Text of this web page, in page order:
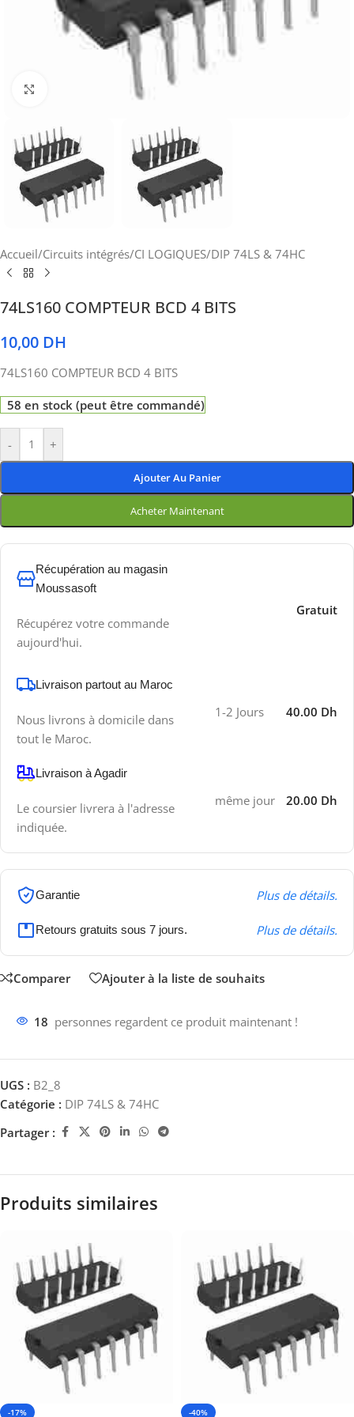
Cliquez pour agrandir
Accueil/Circuits intégrés/CI LOGIQUES/DIP 74LS & 74HC
74LS160 COMPTEUR BCD 4 BITS
10,00 DH
74LS160 COMPTEUR BCD 4 BITS
58 en stock (peut être commandé)
- +
Ajouter Au Panier
Acheter Maintenant
Récupération au magasin
Moussasoft
Récupérez votre commande
aujourd'hui.
Gratuit
Livraison partout au Maroc
Nous livrons à domicile dans
tout le Maroc.
1-2 Jours 40.00 Dh
Livraison à Agadir
Le coursier livrera à l'adresse
indiquée.
même jour 20.00 Dh
Garantie Plus de détails.
Retours gratuits sous 7 jours. Plus de détails.
Comparer Ajouter à la liste de souhaits
18 personnes regardent ce produit maintenant !
UGS : B2_8
Catégorie : DIP 74LS & 74HC
Partager :
Produits similaires
-17% -40%